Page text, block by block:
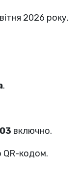
2026 року.
.
включно.
QR-кодом.